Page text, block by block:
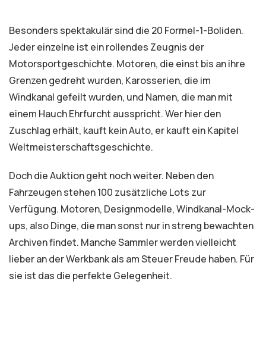
Besonders spektakulär sind die 20 Formel-1-Boliden.
Jeder einzelne ist ein rollendes Zeugnis der
Motorsportgeschichte. Motoren, die einst bis an ihre
Grenzen gedreht wurden, Karosserien, die im
Windkanal gefeilt wurden, und Namen, die man mit
einem Hauch Ehrfurcht ausspricht. Wer hier den
Zuschlag erhält, kauft kein Auto, er kauft ein Kapitel
Weltmeisterschaftsgeschichte.
Doch die Auktion geht noch weiter. Neben den
Fahrzeugen stehen 100 zusätzliche Lots zur
Verfügung. Motoren, Designmodelle, Windkanal-Mock-
ups, also Dinge, die man sonst nur in streng bewachten
Archiven findet. Manche Sammler werden vielleicht
lieber an der Werkbank als am Steuer Freude haben. Für
sie ist das die perfekte Gelegenheit.